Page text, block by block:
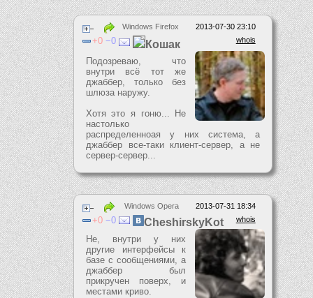
2013-07-30 23:10
Windows Firefox
whois
0 0 Кошак
Подозреваю, что
внутри всё тот же
джаббер, только без
шлюза наружу.
Хотя это я гоню... Не
настолько
распределенноая у них система, а
джаббер все-таки клиент-сервер, а не
сервер-сервер...
2013-07-31 18:34
Windows Opera
whois
0 0 CheshirskyKot
Не, внутри у них
другие интерфейсы к
базе с сообщениями, а
джаббер был
прикручен поверх, и
местами криво.